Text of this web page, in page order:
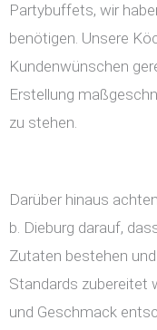
Partybuffets, wir
benötigen. Unsere
Kundenwünschen
Erstellung
zu stehen.
Darüber hinaus
b. Dieburg darauf,
Zutaten bestehen
Standards zubereitet
und Geschmack